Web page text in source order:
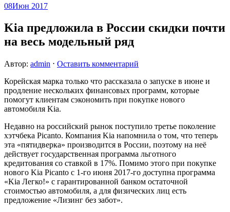
08Июн 2017
Kia предложила в России скидки почти
на весь модельный ряд
Автор: admin ⋅ Оставить комментарий
Корейская марка только что рассказала о запуске в июне и
продление нескольких финансовых программ, которые
помогут клиентам сэкономить при покупке нового
автомобиля Kia.
Недавно на российский рынок поступило третье поколение
хэтчбека Picanto. Компания Kia напомнила о том, что теперь
эта «пятидверка» производится в России, поэтому на неё
действует государственная программа льготного
кредитования со ставкой в 17%. Помимо этого при покупке
нового Kia Picanto с 1-го июня 2017-го доступна программа
«Kia Легко!» с гарантированной банком остаточной
стоимостью автомобиля, а для физических лиц есть
предложение «Лизинг без забот».